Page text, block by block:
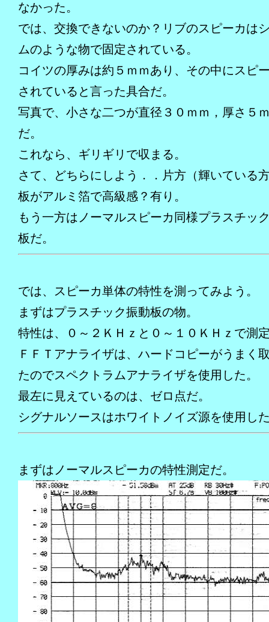
なかった。
では、交換できないのか？リブのスピーカは
ムのような物で固定されている。
コイツの厚みは約５ｍｍあり、その中にスピ
されていると言った具合だ。
写真で、小さな二つが直径３０ｍｍ，厚さ５
だ。
これなら、ギリギリで収まる。
さて、どちらにしよう．．片方（輝いている
板がアルミ箔で高級感？有り。
もう一方はノーマルスピーカ同様プラスチッ
板だ。
では、スピーカ単体の特性を測ってみよう。
まずはプラスチック振動板の物。
特性は、０～２ＫＨｚと０～１０ＫＨｚで測
ＦＦＴアナライザは、ハードコピーがうまく
たのでスペクトラムアナライザを使用した。
最左に見えているのは、ゼロ点だ。
シグナルソースはホワイトノイズ源を使用し
まずはノーマルスピーカの特性測定だ。